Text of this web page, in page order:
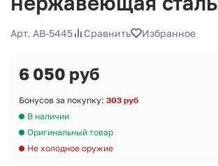
Арт. AB-5445 Сравнить Избранное
6 050 руб
Бонусов за покупку: 303 руб
В наличии
Оригинальный товар
Не холодное оружие